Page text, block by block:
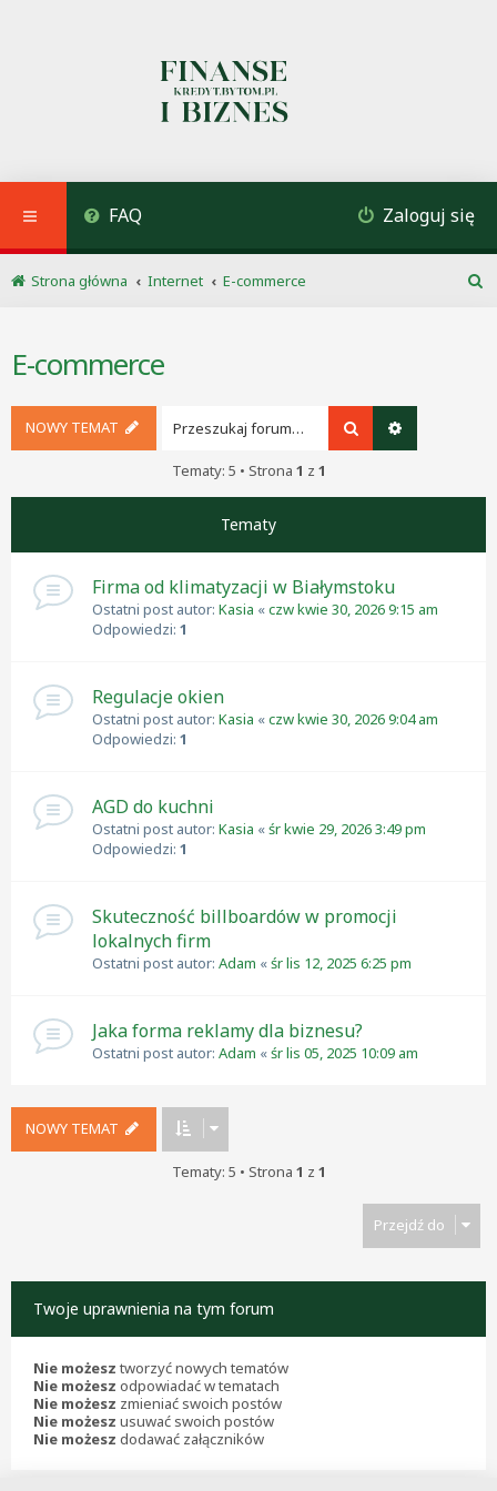
FAQ Zaloguj się
Strona główna Internet
E-commerce
E-commerce
NOWY TEMAT Szukaj
Tematy: 5 • Strona 1 z 1
Tematy
Firma od klimatyzacji w Białymstoku
Ostatni post autor: Kasia «czw kwie 30, 2026 9:15 am
Odpowiedzi: 1
Regulacje okien
Ostatni post autor: Kasia «czw kwie 30, 2026 9:04 am
Odpowiedzi: 1
AGD do kuchni
Ostatni post autor: Kasia «śr kwie 29, 2026 3:49 pm
Odpowiedzi: 1
Skuteczność billboardów w promocji
lokalnych firm
Ostatni post autor: Adam «śr lis 12, 2025 6:25 pm
Jaka forma reklamy dla biznesu?
Ostatni post autor: Adam «śr lis 05, 2025 10:09 am
NOWY TEMAT
Tematy: 5 • Strona 1 z 1
Przejdź do
Twoje uprawnienia na tym forum
Nie możesz tworzyć nowych tematów
Nie możesz odpowiadać w tematach
Nie możesz zmieniać swoich postów
Nie możesz usuwać swoich postów
Nie możesz dodawać załączników